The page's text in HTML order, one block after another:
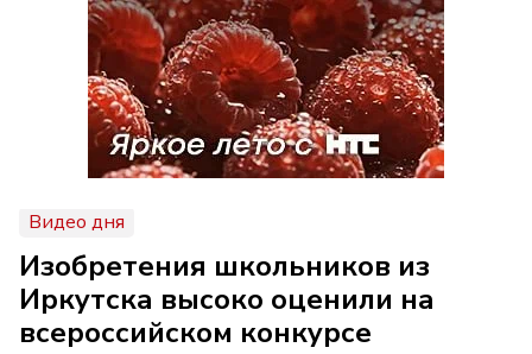
Видео дня
Изобретения школьников из
Иркутска высоко оценили на
всероссийском конкурсе